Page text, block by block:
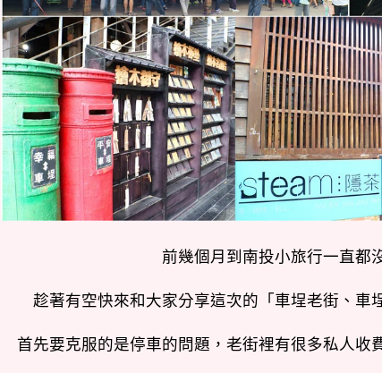
前幾個月到南投小旅行一直都
趁著有空快來和大家分享這次的「車埕老街、車
首先要克服的是停車的問題，老街裡有很多私人收